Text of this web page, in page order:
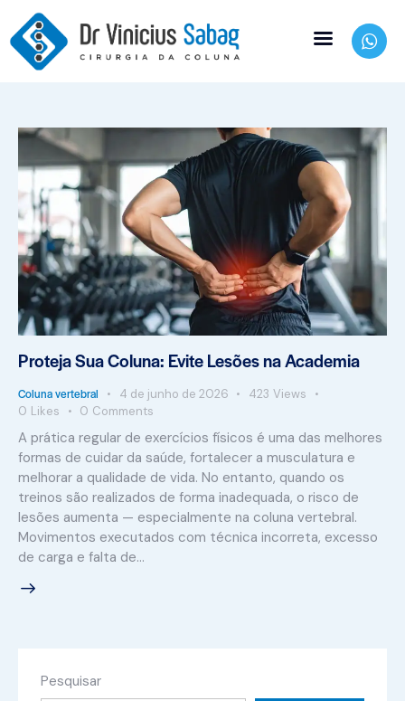
Proteja Sua Coluna: Evite Lesões na Academia
Coluna vertebral 4 de junho de 2026 423 Views
0 Likes 0 Comments
A prática regular de exercícios físicos é uma das melhores
formas de cuidar da saúde, fortalecer a musculatura e
melhorar a qualidade de vida. No entanto, quando os
treinos são realizados de forma inadequada, o risco de
lesões aumenta — especialmente na coluna vertebral.
Movimentos executados com técnica incorreta, excesso
de carga e falta de…
Pesquisar